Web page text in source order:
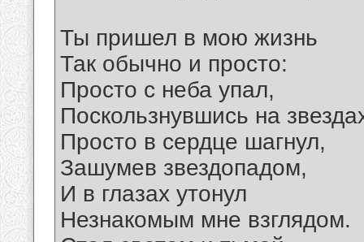
Ты пришел в мою жизнь
Так обычно и просто:
Просто с неба упал,
Поскользнувшись на
Просто в сердце шагнул,
Зашумев звездопадом,
И в глазах утонул
Незнакомым мне взглядом.